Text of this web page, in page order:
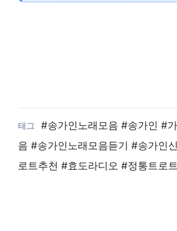
#송가인노래모음 #송가인 #
음 #송가인노래모음듣기 #송가인
로트추천 #효도라디오 #정통트로트